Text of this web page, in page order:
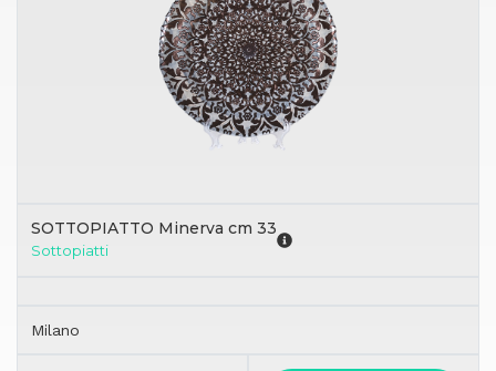
SOTTOPIATTO Minerva cm 33
Sottopiatti
Milano